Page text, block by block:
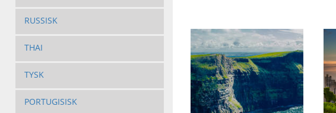
RUSSISK
THAI
TYSK
PORTUGISISK